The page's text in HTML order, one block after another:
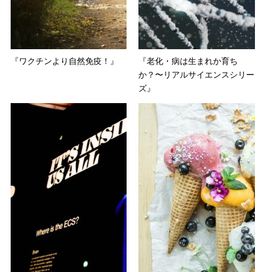
『ワクチンより自然免疫！』
『老化・病は生まれか育ち
か？〜リアルサイエンスシリー
ズ』